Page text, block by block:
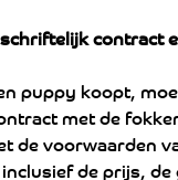
contract
puppy koopt,
met de
de voorwaarden
de prijs,